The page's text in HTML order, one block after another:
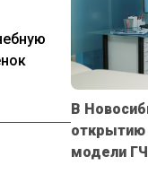
В
открытию
модели